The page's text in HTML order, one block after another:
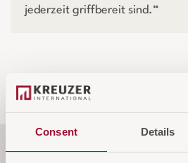
Consent Details
jederzeit griffbereit sind.“